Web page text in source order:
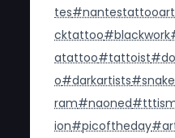
tes
cktattoo#blackwork
atattoo#tattoist
o#darkartists#snake
ram#naoned
ion#picoftheday